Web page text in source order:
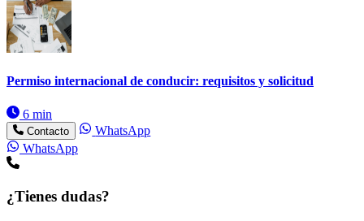
Permiso internacional de conducir: requisitos y solicitud
6 min
Contacto
WhatsApp
WhatsApp
¿Tienes dudas?